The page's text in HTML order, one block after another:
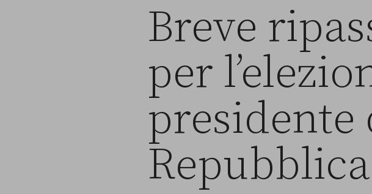
Breve
per
presidente
Repubblica